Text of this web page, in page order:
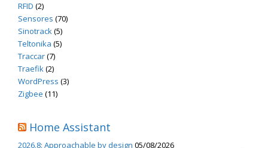
RFID (2)
Sensores (70)
Sinotrack(5)
Teltonika (5)
Traccar(7)
Traefik(2)
WordPress (3)
Zigbee (11)
Home Assistant
2026.8: Approachable by design 05/08/2026